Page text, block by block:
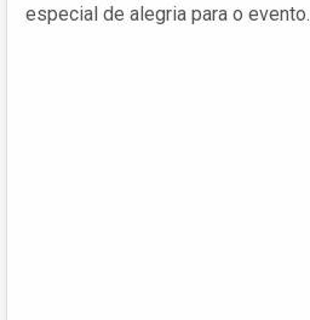
especial de alegria para o evento.